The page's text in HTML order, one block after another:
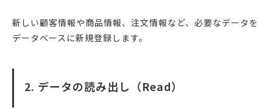
新しい顧客情報や商品情報、注文情報など、必要なデータを
データベースに新規登録します。
2. データの読み出し（Read）